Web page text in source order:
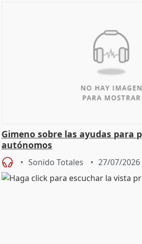
Gimeno sobre las ayudas para
autónomos
Sonido Totales 27/07/2026